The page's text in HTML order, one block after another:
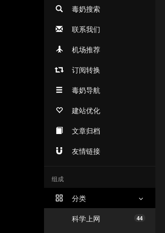
毒奶搜索
联系我们
机场推荐
订阅转换
毒奶导航
建站优化
文章归档
友情链接
组成
分类
44
科学上网